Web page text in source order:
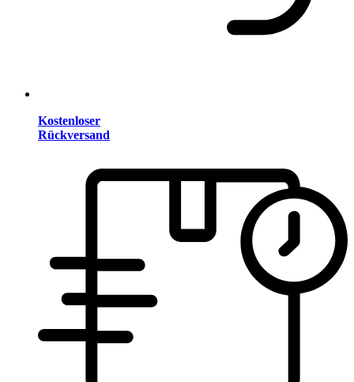
Kostenloser
Rückversand